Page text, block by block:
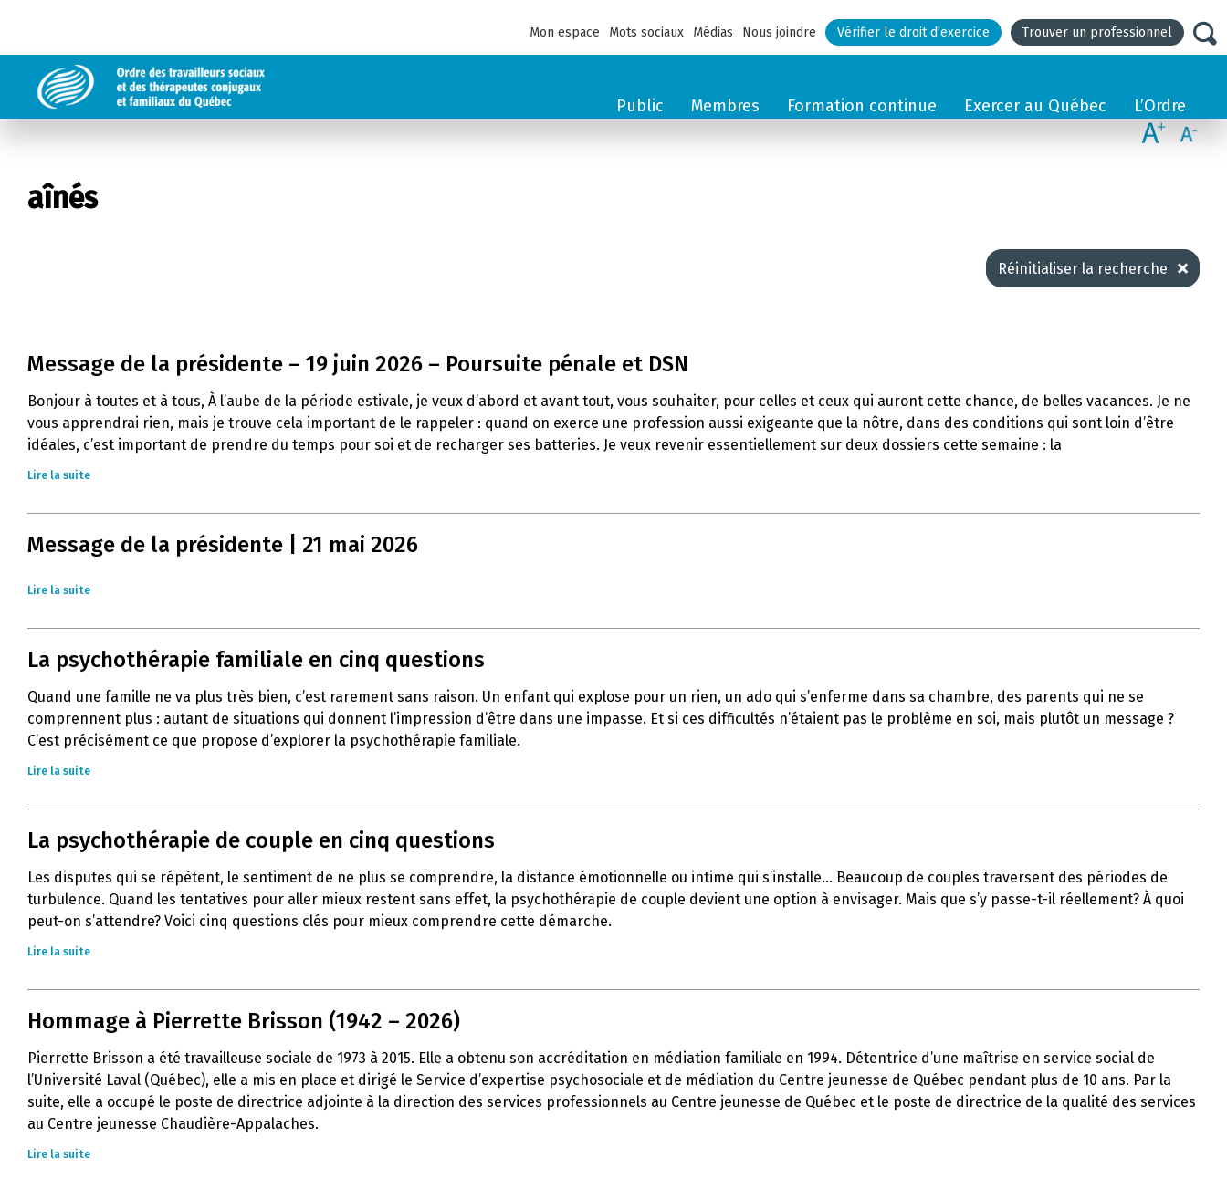
Mon espace Mots sociaux Médias Nous joindre Vérifier le droit d’exercice Trouver un professionnel
Public Membres Formation continue Exercer au Québec L’Ordre
aînés
Réinitialiser la recherche
Message de la présidente – 19 juin 2026 – Poursuite pénale et DSN
Bonjour à toutes et à tous, À l’aube de la période estivale, je veux d’abord et avant tout, vous souhaiter, pour celles et ceux qui auront cette chance, de belles vacances. Je ne
vous apprendrai rien, mais je trouve cela important de le rappeler : quand on exerce une profession aussi exigeante que la nôtre, dans des conditions qui sont loin d’être
idéales, c’est important de prendre du temps pour soi et de recharger ses batteries. Je veux revenir essentiellement sur deux dossiers cette semaine : la
Lire la suite
Message de la présidente | 21 mai 2026
Lire la suite
La psychothérapie familiale en cinq questions
Quand une famille ne va plus très bien, c’est rarement sans raison. Un enfant qui explose pour un rien, un ado qui s’enferme dans sa chambre, des parents qui ne se
comprennent plus : autant de situations qui donnent l’impression d’être dans une impasse. Et si ces difficultés n’étaient pas le problème en soi, mais plutôt un message ?
C’est précisément ce que propose d’explorer la psychothérapie familiale.
Lire la suite
La psychothérapie de couple en cinq questions
Les disputes qui se répètent, le sentiment de ne plus se comprendre, la distance émotionnelle ou intime qui s’installe… Beaucoup de couples traversent des périodes de
turbulence. Quand les tentatives pour aller mieux restent sans effet, la psychothérapie de couple devient une option à envisager. Mais que s’y passe-t-il réellement? À quoi
peut-on s’attendre? Voici cinq questions clés pour mieux comprendre cette démarche.
Lire la suite
Hommage à Pierrette Brisson (1942 – 2026)
Pierrette Brisson a été travailleuse sociale de 1973 à 2015. Elle a obtenu son accréditation en médiation familiale en 1994. Détentrice d’une maîtrise en service social de
l’Université Laval (Québec), elle a mis en place et dirigé le Service d’expertise psychosociale et de médiation du Centre jeunesse de Québec pendant plus de 10 ans. Par la
suite, elle a occupé le poste de directrice adjointe à la direction des services professionnels au Centre jeunesse de Québec et le poste de directrice de la qualité des services
au Centre jeunesse Chaudière-Appalaches.
Lire la suite